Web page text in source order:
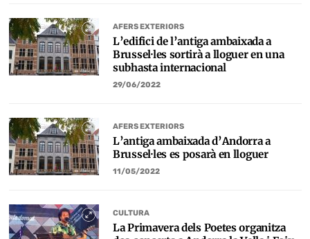
AFERS EXTERIORS
L’edifici de l’antiga ambaixada a
Brussel·les sortirà a lloguer en una
subhasta internacional
29/06/2022
AFERS EXTERIORS
L’antiga ambaixada d’Andorra a
Brussel·les es posarà en lloguer
11/05/2022
CULTURA
La Primavera dels Poetes organitza